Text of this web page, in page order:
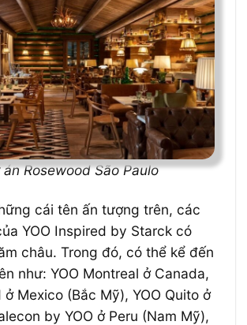
án Rosewood São Paulo
cái tên ấn tượng trên, các
YOO Inspired by Starck có
châu. Trong đó, có thể kể đến
như: YOO Montreal ở Canada,
Mexico (Bắc Mỹ), YOO Quito ở
by YOO ở Peru (Nam Mỹ),